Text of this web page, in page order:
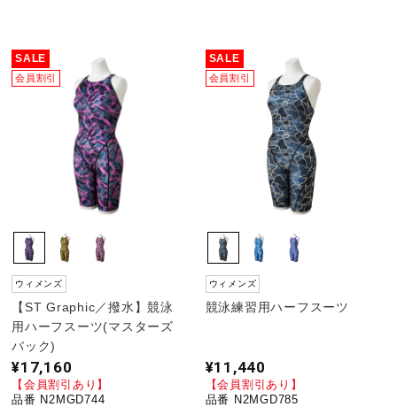
SALE
会員割引
ウィメンズ
【ST Graphic／撥水】競泳
用ハーフスーツ(マスターズ
バック)
¥17,160
【会員割引あり】
品番 N2MGD744
SALE
会員割引
ウィメンズ
競泳練習用ハーフスーツ
¥11,440
【会員割引あり】
品番 N2MGD785